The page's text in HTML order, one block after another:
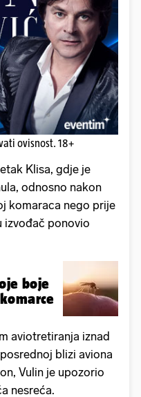
ovisnost. 18+
Klisa, gdje je
odnosno nakon
komaraca nego prije
izvođač ponovio
boje
aviotretiranja iznad
blizi aviona
Vulin je upozorio
nesreća.